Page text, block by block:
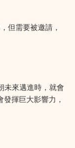
但需要被邀請，
未來邁進時，就會
揮巨大影響力，